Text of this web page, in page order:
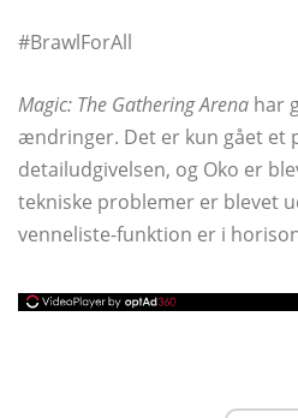
#BrawlForAll
Magic: The Gathering Arena har
ændringer. Det er kun gået et
detailudgivelsen, og Oko er
tekniske problemer er blevet
venneliste-funktion er i